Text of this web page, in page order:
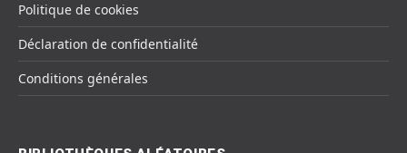
Politique de cookies
Déclaration de confidentialité
Conditions générales